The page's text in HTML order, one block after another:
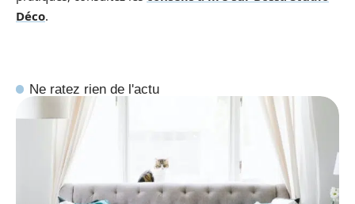
Déco.
Ne ratez rien de l'actu